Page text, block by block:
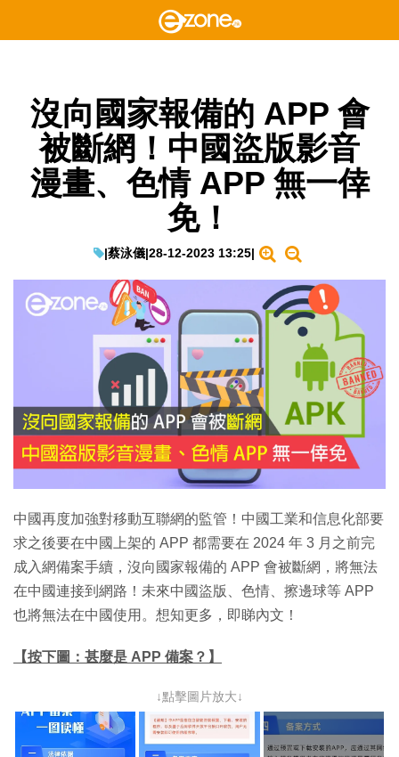
沒向國家報備的 APP 會
被斷網！中國盜版影音
漫畫、色情 APP 無一倖
免！
|蔡泳儀|28-12-2023 13:25|
中國再度加強對移動互聯網的監管！中國工業和信息化部要
求之後要在中國上架的 APP 都需要在 2024 年 3 月之前完
成入網備案手續，沒向國家報備的 APP 會被斷網，將無法
在中國連接到網路！未來中國盜版、色情、擦邊球等 APP
也將無法在中國使用。想知更多，即睇內文！
【按下圖：甚麼是 APP 備案？】
↓點擊圖片放大↓